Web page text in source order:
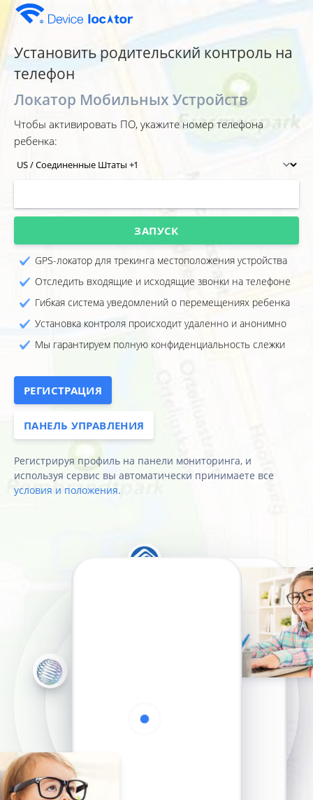
Установить родительский контроль на
телефон
Локатор Мобильных Устройств
Чтобы активировать ПО, укажите номер телефона
ребенка:
ЗАПУСК
GPS-локатор для трекинга местоположения устройства
Отследить входящие и исходящие звонки на телефоне
Гибкая система уведомлений о перемещениях ребенка
Установка контроля происходит удаленно и анонимно
Мы гарантируем полную конфиденциальность слежки
РЕГИСТРАЦИЯ
ПАНЕЛЬ УПРАВЛЕНИЯ
Регистрируя профиль на панели мониторинга, и
используя сервис вы автоматически принимаете все
условия и положения.